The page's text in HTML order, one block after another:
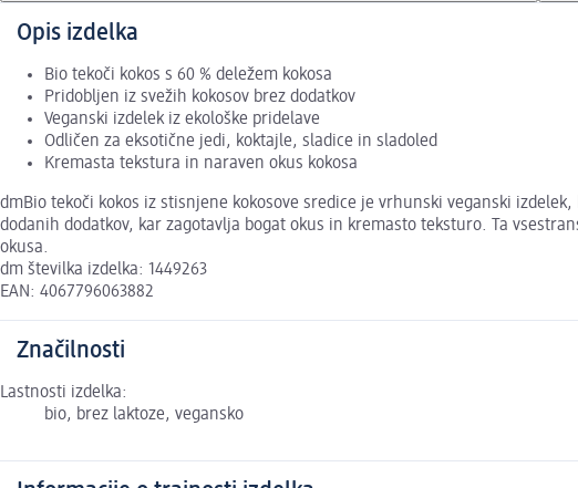
Opis izdelka
Bio tekoči kokos s 60 % deležem kokosa
Pridobljen iz svežih kokosov brez dodatkov
Veganski izdelek iz ekološke pridelave
Odličen za eksotične jedi, koktajle, sladice in sladoled
Kremasta tekstura in naraven okus kokosa
dmBio tekoči kokos iz stisnjene kokosove sredice je vrhunski veganski
dodanih dodatkov, kar zagotavlja bogat okus in kremasto teksturo. Ta
okusa.
dm številka izdelka: 1449263
EAN: 4067796063882
Značilnosti
Lastnosti izdelka:
bio, brez laktoze, vegansko